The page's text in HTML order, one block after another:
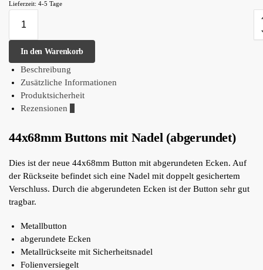
Lieferzeit: 4-5 Tage
In den Warenkorb
Beschreibung
Zusätzliche Informationen
Produktsicherheit
Rezensionen
44x68mm Buttons mit Nadel (abgerundet)
Dies ist der neue 44x68mm Button mit abgerundeten Ecken. Auf
der Rückseite befindet sich eine Nadel mit doppelt gesichertem
Verschluss. Durch die abgerundeten Ecken ist der Button sehr gut
tragbar.
Metallbutton
abgerundete Ecken
Metallrückseite mit Sicherheitsnadel
Folienversiegelt